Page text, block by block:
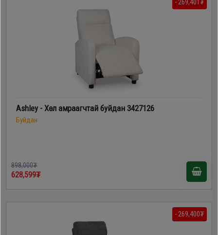
- 269,401₮
Ashley - Хөл амраагчтай буйдан 3427126
Буйдан
898,000₮
628,599₮
- 269,400₮